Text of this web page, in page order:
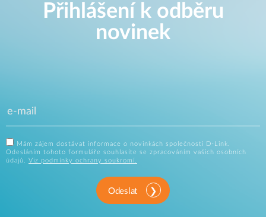
Přihlášení k odběru
novinek
Mám zájem dostávat informace o novinkách společnosti D-Link.
Odesláním tohoto formuláře souhlasíte se zpracováním vašich osobních
údajů. Viz podmínky ochrany soukromí.
Odeslat